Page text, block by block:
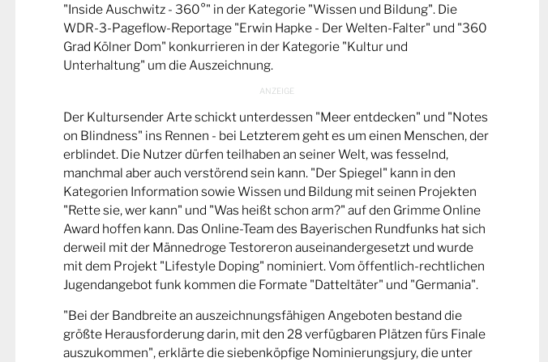
"Inside Auschwitz - 360°" in der Kategorie "Wissen und Bildung". Die
WDR-3-Pageflow-Reportage "Erwin Hapke - Der Welten-Falter" und "360
Grad Kölner Dom" konkurrieren in der Kategorie "Kultur und
Unterhaltung" um die Auszeichnung.
Der Kultursender Arte schickt unterdessen "Meer entdecken" und "Notes
on Blindness" ins Rennen - bei Letzterem geht es um einen Menschen, der
erblindet. Die Nutzer dürfen teilhaben an seiner Welt, was fesselnd,
manchmal aber auch verstörend sein kann. "Der Spiegel" kann in den
Kategorien Information sowie Wissen und Bildung mit seinen Projekten
"Rette sie, wer kann" und "Was heißt schon arm?" auf den Grimme Online
Award hoffen kann. Das Online-Team des Bayerischen Rundfunks hat sich
derweil mit der Männedroge Testoreron auseinandergesetzt und wurde
mit dem Projekt "Lifestyle Doping" nominiert. Vom öffentlich-rechtlichen
Jugendangebot funk kommen die Formate "Datteltäter" und "Germania".
"Bei der Bandbreite an auszeichnungsfähigen Angeboten bestand die
größte Herausforderung darin, mit den 28 verfügbaren Plätzen fürs Finale
auszukommen", erklärte die siebenköpfige Nominierungsjury, die unter